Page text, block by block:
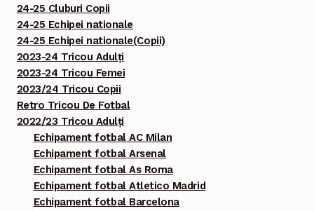
24-25 Cluburi Copii
24-25 Echipei nationale
24-25 Echipei nationale(Copii)
2023-24 Tricou Adulți
2023-24 Tricou Femei
2023/24 Tricou Copii
Retro Tricou De Fotbal
2022/23 Tricou Adulți
Echipament fotbal AC Milan
Echipament fotbal Arsenal
Echipament fotbal As Roma
Echipament fotbal Atletico Madrid
Echipament fotbal Barcelona